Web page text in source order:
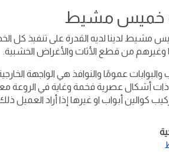
خميس مشيط
لدينا لديه القدرة على تنفيذ كل
وغيرهم من قطع الأثاث والأغراض الخشبية.
والبوابات عمومًا والنوافذ هي الواجهة
أشكال عصرية فخمة وغاية في الروعة
كوالين أبواب او غيرها إذا أراد